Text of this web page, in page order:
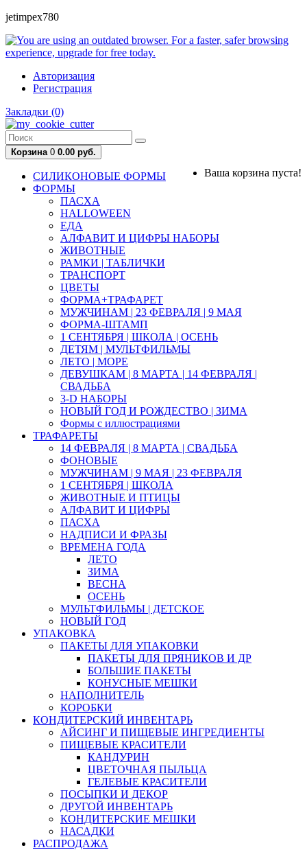
jetimpex780
Авторизация
Регистрация
Закладки (0)
Корзина 0 0.00 руб.
Ваша корзина пуста!
СИЛИКОНОВЫЕ ФОРМЫ
ФОРМЫ
ПАСХА
HALLOWEEN
ЕДА
АЛФАВИТ И ЦИФРЫ НАБОРЫ
ЖИВОТНЫЕ
РАМКИ | ТАБЛИЧКИ
ТРАНСПОРТ
ЦВЕТЫ
ФОРМА+ТРАФАРЕТ
МУЖЧИНАМ | 23 ФЕВРАЛЯ | 9 МАЯ
ФОРМА-ШТАМП
1 СЕНТЯБРЯ | ШКОЛА | ОСЕНЬ
ДЕТЯМ | МУЛЬТФИЛЬМЫ
ЛЕТО | МОРЕ
ДЕВУШКАМ | 8 МАРТА | 14 ФЕВРАЛЯ |
СВАДЬБА
3-D НАБОРЫ
НОВЫЙ ГОД И РОЖДЕСТВО | ЗИМА
Формы с иллюстрациями
ТРАФАРЕТЫ
14 ФЕВРАЛЯ | 8 МАРТА | СВАДЬБА
ФОНОВЫЕ
МУЖЧИНАМ | 9 МАЯ | 23 ФЕВРАЛЯ
1 СЕНТЯБРЯ | ШКОЛА
ЖИВОТНЫЕ И ПТИЦЫ
АЛФАВИТ И ЦИФРЫ
ПАСХА
НАДПИСИ И ФРАЗЫ
ВРЕМЕНА ГОДА
ЛЕТО
ЗИМА
ВЕСНА
ОСЕНЬ
МУЛЬТФИЛЬМЫ | ДЕТСКОЕ
НОВЫЙ ГОД
УПАКОВКА
ПАКЕТЫ ДЛЯ УПАКОВКИ
ПАКЕТЫ ДЛЯ ПРЯНИКОВ И ДР
БОЛЬШИЕ ПАКЕТЫ
КОНУСНЫЕ МЕШКИ
НАПОЛНИТЕЛЬ
КОРОБКИ
КОНДИТЕРСКИЙ ИНВЕНТАРЬ
АЙСИНГ И ПИЩЕВЫЕ ИНГРЕДИЕНТЫ
ПИЩЕВЫЕ КРАСИТЕЛИ
КАНДУРИН
ЦВЕТОЧНАЯ ПЫЛЬЦА
ГЕЛЕВЫЕ КРАСИТЕЛИ
ПОСЫПКИ И ДЕКОР
ДРУГОЙ ИНВЕНТАРЬ
КОНДИТЕРСКИЕ МЕШКИ
НАСАДКИ
РАСПРОДАЖА